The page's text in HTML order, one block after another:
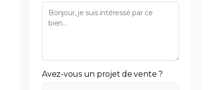
Avez-vous un projet de vente ?